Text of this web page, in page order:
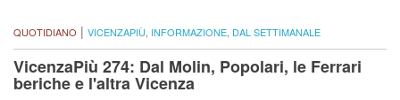
QUOTIDIANO | VICENZAPIÙ INFORMAZIONE DAL SETTIMANALE
VicenzaPiù 274: Dal Molin, Popolari, le Ferrari
beriche e l'altra Vicenza